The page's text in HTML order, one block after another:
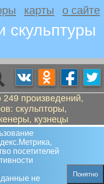
карты о сайте
скульптуры
249 произведений,
скульпторы,
кузнецы
посетителей
не
Понятно